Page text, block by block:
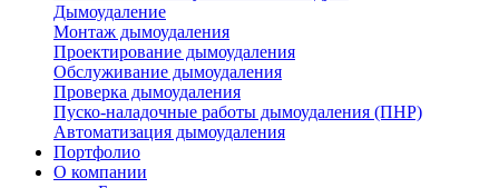
Дымоудаление
Монтаж дымоудаления
Проектирование дымоудаления
Обслуживание дымоудаления
Проверка дымоудаления
Пуско-наладочные работы дымоудаления (ПНР)
Автоматизация дымоудаления
Портфолио
О компании